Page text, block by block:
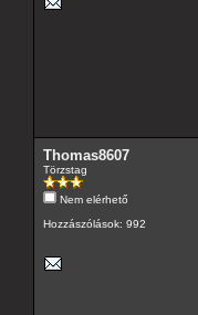
Thomas8607
Törzstag
Nem elérhető
Hozzászólások: 992